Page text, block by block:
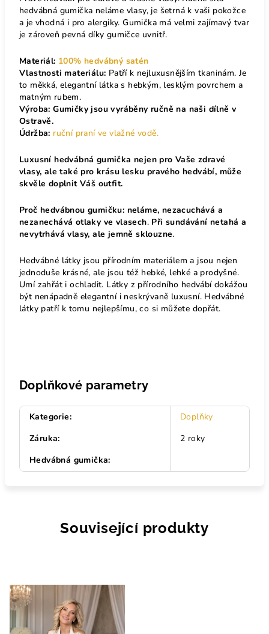
hedvábná gumička neláme vlasy, je šetrná k vaši pokožce
a je vhodná i pro alergiky. Gumička má velmi zajímavý tvar
je zároveň pevná díky gumičce uvnitř.
Materiál: 100% hedvábný satén
Vlastnosti materiálu: Patří k nejluxusnějším tkaninám. Je
to měkká, elegantní látka s hebkým, lesklým povrchem a
matným rubem.
Výroba: Gumičky jsou vyráběny ručně na naši dílně v
Ostravě.
Údržba: ruční praní ve vlažné vodě.
Luxusní hedvábná gumička nejen pro Vaše zdravé
vlasy, ale také pro krásu lesku pravého hedvábí, může
skvěle doplnit Váš outfit.
Proč hedvábnou gumičku: neláme, nezacuchává a
nezanechává otlaky ve vlasech. Při sundávání netahá a
nevytrhává vlasy, ale jemně sklouzne.
Hedvábné látky jsou přírodním materiálem a jsou nejen
jednoduše krásné, ale jsou též hebké, lehké a prodyšné.
Umí zahřát i ochladit. Látky z přírodního hedvábí dokážou
být nenápadně elegantní i neskrývaně luxusní. Hedvábné
látky patří k tomu nejlepšímu, co si můžete dopřát.
Doplňkové parametry
Kategorie:
Doplňky
Záruka:
2 roky
Hedvábná gumička:
Související produkty